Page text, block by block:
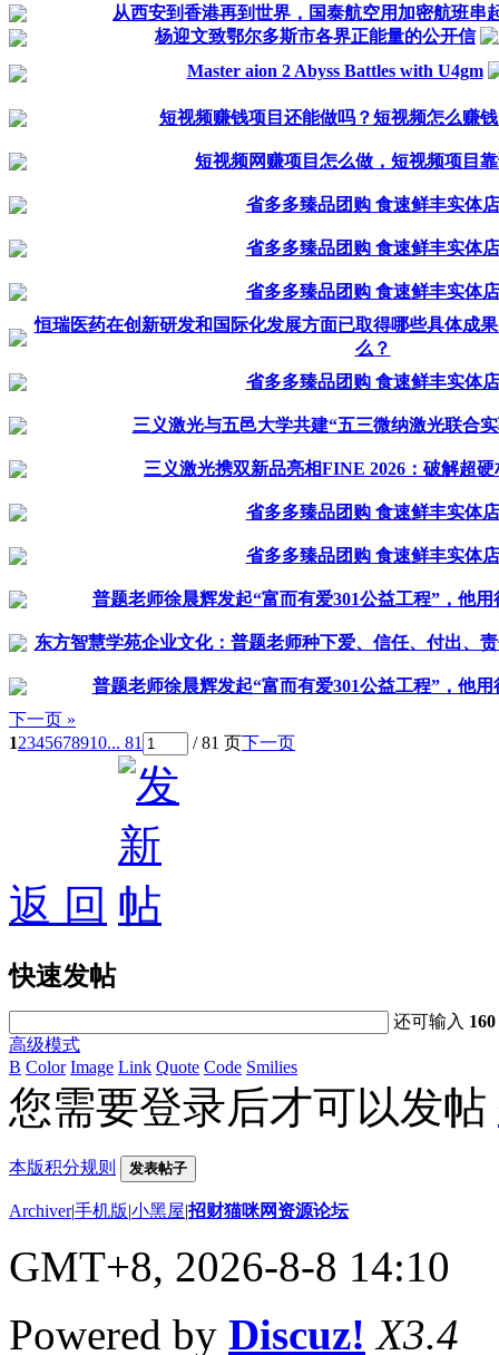
从西安到香港再到世界，国泰航空用加密航班串
杨迎文致鄂尔多斯市各界正能量的公开信
Master aion 2 Abyss Battles with U4gm
短视频赚钱项目还能做吗？短视频怎么赚
短视频网赚项目怎么做，短视频项目
省多多臻品团购 食速鲜丰实体店
省多多臻品团购 食速鲜丰实体店
省多多臻品团购 食速鲜丰实体店
恒瑞医药在创新研发和国际化发展方面已取得哪些具体成
么？
省多多臻品团购 食速鲜丰实体店
三义激光与五邑大学共建“五三微纳激光联合
三义激光携双新品亮相FINE 2026：破解超
省多多臻品团购 食速鲜丰实体店
省多多臻品团购 食速鲜丰实体店
普题老师徐晨辉发起“富而有爱301公益工程”，他
东方智慧学苑企业文化：普题老师种下爱、信任、付出、
普题老师徐晨辉发起“富而有爱301公益工程”，他
下一页 »
12345678910... 81 / 81 页下一页
返 回
快速发帖
还可输入 160
高级模式
B Color Image Link Quote Code Smilies
您需要登录后才可以发帖
本版积分规则 发表帖子
Archiver|手机版|小黑屋|招财猫咪网资源论坛
GMT+8, 2026-8-8 14:10
Powered by Discuz! X3.4